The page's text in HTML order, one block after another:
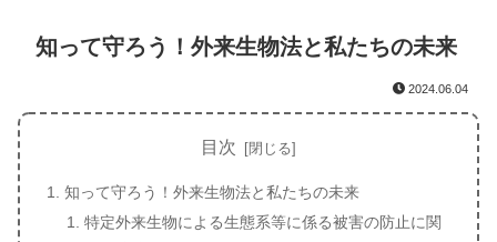
知って守ろう！外来生物法と私たちの未来
2024.06.04
目次
知って守ろう！外来生物法と私たちの未来
特定外来生物による生態系等に係る被害の防止に関